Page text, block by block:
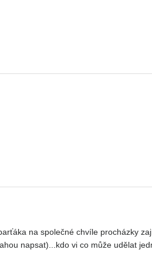
na společné chvíle procházky
napsat)...kdo vi co může udělat